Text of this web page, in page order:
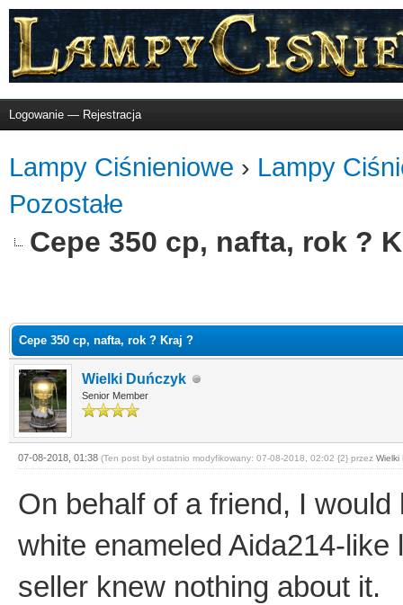
Logowanie — Rejestracja
Lampy Ciśnieniowe › Lampy
Pozostałe
Cepe 350 cp, nafta, rok ?
Cepe 350 cp, nafta, rok ? Kraj ?
Wielki Duńczyk
Senior Member
07-08-2018, 01:38 (Ten post był ostatnio modyfikowany: 07-08-2018, 02:02 {2} przez Wielki
On behalf of a friend, I
white enameled Aida214-
seller knew nothing about it.